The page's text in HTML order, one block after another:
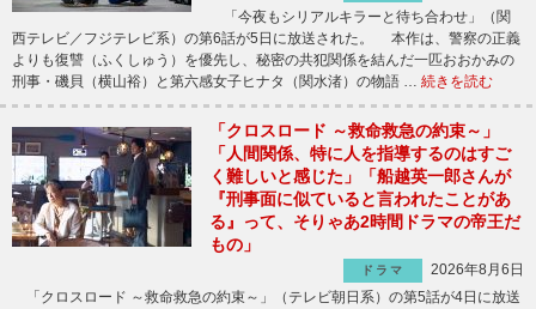
「今夜もシリアルキラーと待ち合わせ」（関
西テレビ／フジテレビ系）の第6話が5日に放送された。 本作は、警察の正義
よりも復讐（ふくしゅう）を優先し、秘密の共犯関係を結んだ一匹おおかみの
刑事・磯貝（横山裕）と第六感女子ヒナタ（関水渚）の物語 … 続きを読む
「クロスロード ～救命救急の約束～」
「人間関係、特に人を指導するのはすご
く難しいと感じた」「船越英一郎さんが
『刑事面に似ていると言われたことがあ
る』って、そりゃあ2時間ドラマの帝王だ
もの」
ドラマ
2026年8月6日
「クロスロード ～救命救急の約束～」（テレビ朝日系）の第5話が4日に放送